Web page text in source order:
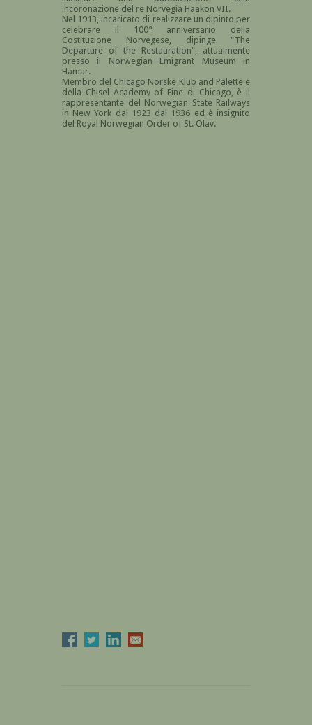
incoronazione del re Norvegia Haakon VII.
Nel 1913, incaricato di realizzare un dipinto per
celebrare il 100° anniversario della
Costituzione Norvegese, dipinge "The
Departure of the Restauration", attualmente
presso il Norwegian Emigrant Museum in
Hamar.
Membro del Chicago Norske Klub and Palette e
della Chisel Academy of Fine di Chicago, è il
rappresentante del Norwegian State Railways
in New York dal 1923 dal 1936 ed è insignito
del Royal Norwegian Order of St. Olav.